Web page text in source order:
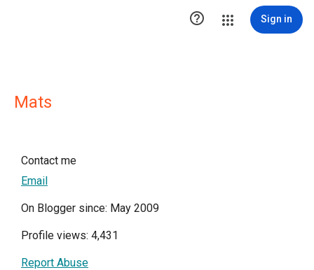
 Sign in
Mats
Contact me
Email
On Blogger since: May 2009
Profile views: 4,431
Report Abuse